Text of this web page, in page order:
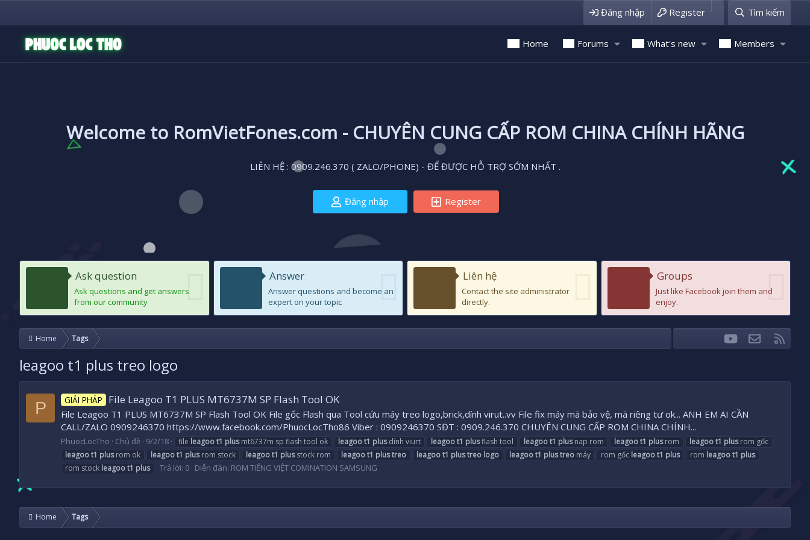
Đăng nhập Register Tìm kiếm
Home Forums What's new Members
Welcome to RomVietFones.com - CHUYÊN CUNG CẤP ROM CHINA CHÍNH HÃNG
LIÊN HỆ : 0909.246.370 ( ZALO/PHONE) - ĐỂ ĐƯỢC HỖ TRỢ SỚM NHẤT .
Đăng nhập Register
Ask question
Ask questions and get answers
from our community
Answer
Answer questions and become an
expert on your topic
Liên hệ
Contact the site administrator
directly.
Groups
Just like Facebook join them and
enjoy.
Home Tags FacebookTwitteryoutubeLiên hệ
leagoo t1 plus treo logo
P GIẢI PHÁP File Leagoo T1 PLUS MT6737M SP Flash Tool OK
File Leagoo T1 PLUS MT6737M SP Flash Tool OK File gốc Flash qua Tool cứu máy treo logo,brick,dính virut..vv File fix máy mã bảo vệ, mã riêng tư ok... ANH EM AI CẦN
CALL/ZALO 0909246370 https://www.facebook.com/PhuocLocTho86 Viber : 0909246370 SĐT : 0909.246.370 CHUYÊN CUNG CẤP ROM CHINA CHÍNH...
PhuocLocTho Chủ đề 9/2/18 file leagoot1 plusmt6737m sp flash tool ok leagoot1 plusdính viurt leagoot1 plusflash tool leagoot1 plusnap rom leagoot1 plusrom leagoot1 plusrom gốc
leagoot1 plusrom ok leagoot1 plusrom stock leagoot1 plusstock rom leagoot1 plustreo leagoot1 plustreo logo leagoot1 plustreo máy rom gốc leagoot1 plus rom leagoot1 plus
rom stock leagoot1 plus Trả lời: 0 Diễn đàn: ROM TIẾNG VIỆT COMINATION SAMSUNG
Home Tags